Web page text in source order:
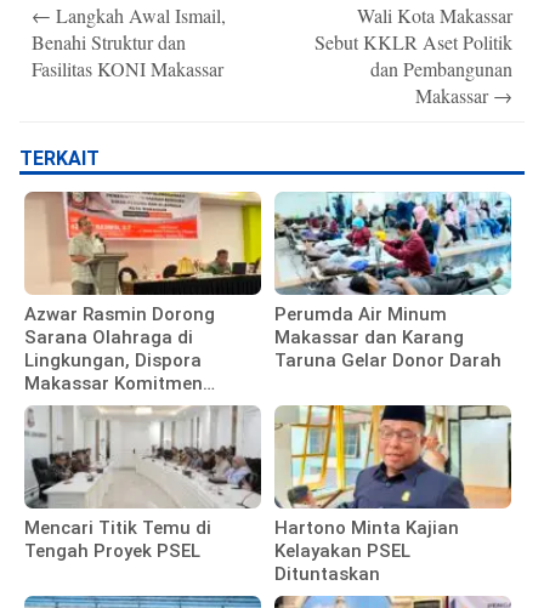
navigation
← Langkah Awal Ismail,
Benahi Struktur dan
Fasilitas KONI Makassar
Wali Kota Makassar
Sebut KKLR Aset Politik
dan Pembangunan
Makassar→
TERKAIT
Azwar Rasmin Dorong
Sarana Olahraga di
Lingkungan, Dispora
Makassar Komitmen
Bangun Fasilitas
Perumda Air Minum
Makassar dan Karang
Taruna Gelar Donor Darah
Mencari Titik Temu di
Tengah Proyek PSEL
Hartono Minta Kajian
Kelayakan PSEL
Dituntaskan